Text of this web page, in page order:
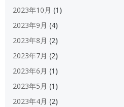
2023年10月 (1)
2023年9月 (4)
2023年8月 (2)
2023年7月 (2)
2023年6月 (1)
2023年5月 (1)
2023年4月 (2)